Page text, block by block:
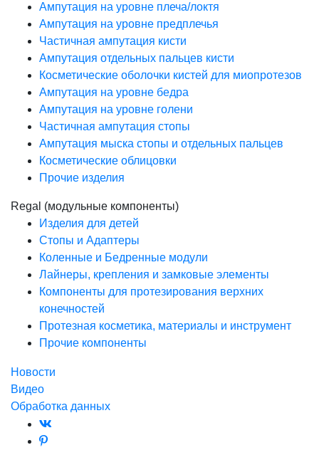
Ампутация на уровне плеча/локтя
Ампутация на уровне предплечья
Частичная ампутация кисти
Ампутация отдельных пальцев кисти
Косметические оболочки кистей для миопротезов
Ампутация на уровне бедра
Ампутация на уровне голени
Частичная ампутация стопы
Ампутация мыска стопы и отдельных пальцев
Косметические облицовки
Прочие изделия
Regal (модульные компоненты)
Изделия для детей
Стопы и Адаптеры
Коленные и Бедренные модули
Лайнеры, крепления и замковые элементы
Компоненты для протезирования верхних
конечностей
Протезная косметика, материалы и инструмент
Прочие компоненты
Новости
Видео
Обработка данных